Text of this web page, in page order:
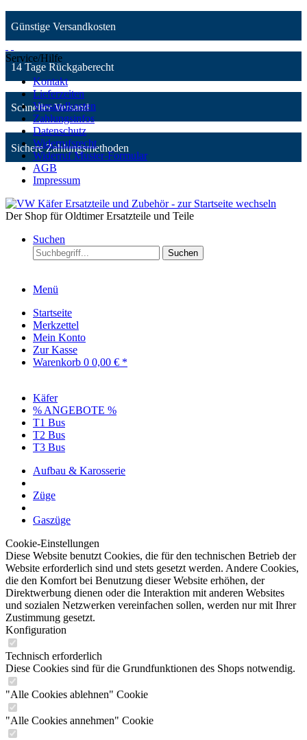
Günstige Versandkosten
14 Tage Rückgaberecht
Schneller Versand
Sichere Zahlungsmethoden
Service/Hilfe
Kontakt
Lieferzeiten
Versandkosten
Zahlungsinfos
Datenschutz
Widerrufsrecht
Widerruf Muster-Formular
AGB
Impressum
Der Shop für Oldtimer Ersatzteile und Teile
Suchen
Suchen
Menü
Startseite
Merkzettel
Mein Konto
Zur Kasse
Warenkorb 0 0,00 € *
Käfer
% ANGEBOTE %
T1 Bus
T2 Bus
T3 Bus
Aufbau & Karosserie
Züge
Gaszüge
Cookie-Einstellungen
Diese Website benutzt Cookies, die für den technischen Betrieb der
Website erforderlich sind und stets gesetzt werden. Andere Cookies,
die den Komfort bei Benutzung dieser Website erhöhen, der
Direktwerbung dienen oder die Interaktion mit anderen Websites
und sozialen Netzwerken vereinfachen sollen, werden nur mit Ihrer
Zustimmung gesetzt.
Konfiguration
Technisch erforderlich
Diese Cookies sind für die Grundfunktionen des Shops notwendig.
"Alle Cookies ablehnen" Cookie
"Alle Cookies annehmen" Cookie